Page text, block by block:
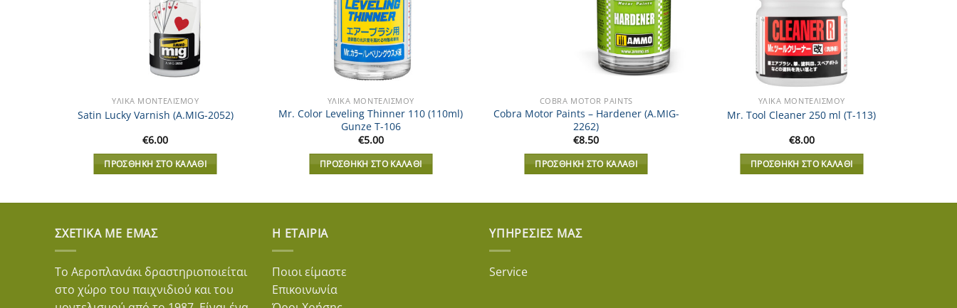
ΥΛΙΚΆ ΜΟΝΤΕΛΙΣΜΟΎ
Satin Lucky Varnish (A.MIG-2052)
€6.00
ΠΡΟΣΘΉΚΗ ΣΤΟ ΚΑΛΆΘΙ
ΥΛΙΚΆ ΜΟΝΤΕΛΙΣΜΟΎ
Mr. Color Leveling Thinner 110 (110ml)
Gunze T-106
€5.00
ΠΡΟΣΘΉΚΗ ΣΤΟ ΚΑΛΆΘΙ
COBRA MOTOR PAINTS
Cobra Motor Paints – Hardener (A.MIG-
2262)
€8.50
ΠΡΟΣΘΉΚΗ ΣΤΟ ΚΑΛΆΘΙ
ΥΛΙΚΆ ΜΟΝΤΕΛΙΣΜΟΎ
Mr. Tool Cleaner 250 ml (T-113)
€8.00
ΠΡΟΣΘΉΚΗ ΣΤΟ ΚΑΛΆΘΙ
ΣΧΕΤΙΚΆ ΜΕ ΕΜΆΣ
Το Αεροπλανάκι δραστηριοποιείται
στο χώρο του παιχνιδιού και του
Η ΕΤΑΙΡΊΑ
Ποιοι είμαστε
Επικοινωνία
ΥΠΗΡΕΣΊΕΣ ΜΑΣ
Service